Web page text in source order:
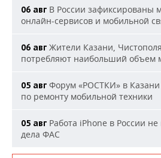
06 авг В России зафиксированы
онлайн-сервисов и мобильной
06 авг Жители Казани,
потребляют наибольший объем
05 авг Форум «РОСТКИ» в
по ремонту мобильной техники
05 авг Работа iPhone в России не
дела ФАС